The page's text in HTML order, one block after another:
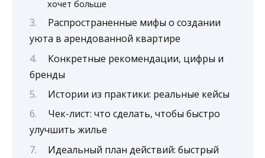
хочет больше
Распространенные мифы о создании
уюта в арендованной квартире
Конкретные рекомендации, цифры и
бренды
Истории из практики: реальные кейсы
Чек-лист: что сделать, чтобы быстро
улучшить жилье
Идеальный план действий: быстрый